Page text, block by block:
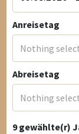
Anreisetag
Nothing
Abreisetag
Nothing
9gewählte(r)